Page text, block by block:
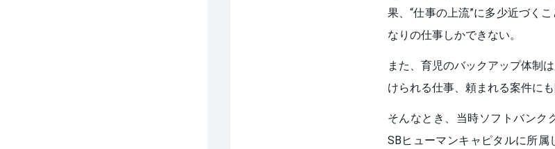
果、“仕事の上流”に多少近づく
なりの仕事しかできない。
また、育児のバックアップ体制
けられる仕事、頼まれる案件にも
そんなとき、当時ソフトバンク
SBヒューマンキャピタルに所